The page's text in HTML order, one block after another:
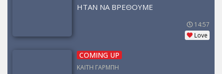
ΗΤΑΝ ΝΑ ΒΡΕΘΟΥΜΕ
14:57
Love
COMING UP
ΚΑΙΤΗ ΓΑΡΜΠΗ